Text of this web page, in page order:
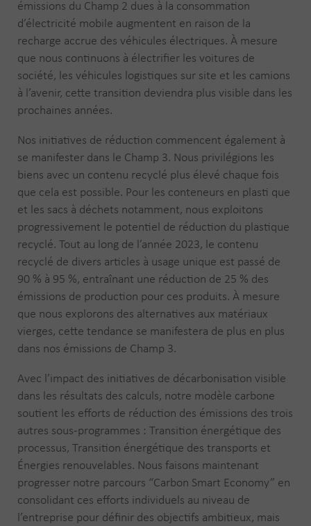
émissions du Champ 2 dues à la consommation
d’électricité mobile augmentent en raison de la
recharge accrue des véhicules électriques. À mesure
que nous continuons à électrifier les voitures de
société, les véhicules logistiques sur site et les camions
à l’avenir, cette transition deviendra plus visible dans les
prochaines années.
Nos initiatives de réduction commencent également à
se manifester dans le Champ 3. Nous privilégions les
biens avec un contenu recyclé plus élevé chaque fois
que cela est possible. Pour les conteneurs en plasti que
et les sacs à déchets notamment, nous exploitons
progressivement le potentiel de réduction du plastique
recyclé. Tout au long de l’année 2023, le contenu
recyclé de divers articles à usage unique est passé de
90 % à 95 %, entraînant une réduction de 25 % des
émissions de production pour ces produits. À mesure
que nous explorons des alternatives aux matériaux
vierges, cette tendance se manifestera de plus en plus
dans nos émissions de Champ 3.
Avec l’impact des initiatives de décarbonisation visible
dans les résultats des calculs, notre modèle carbone
soutient les efforts de réduction des émissions des trois
autres sous-programmes : Transition énergétique des
processus, Transition énergétique des transports et
Énergies renouvelables. Nous faisons maintenant
progresser notre parcours “Carbon Smart Economy” en
consolidant ces efforts individuels au niveau de
l’entreprise pour définir des objectifs ambitieux, mais